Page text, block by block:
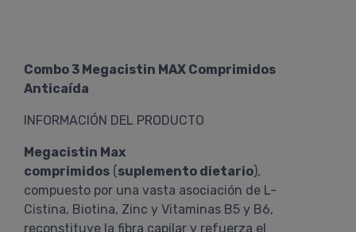
Combo 3 Megacistin MAX Comprimidos
Anticaída
INFORMACIÓN DEL PRODUCTO
Megacistin Max
comprimidos (suplemento dietario),
compuesto por una vasta asociación de L-
Cistina, Biotina, Zinc y Vitaminas B5 y B6,
reconstituye la fibra capilar y refuerza el